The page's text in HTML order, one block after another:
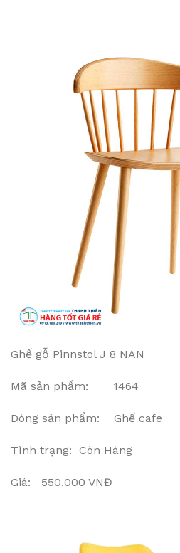
Ghế gỗ Pinnstol J 8 NAN
Mã sản phẩm: 1464
Dòng sản phẩm: Ghế cafe
Tình trạng: Còn Hàng
Giá: 550.000 VNĐ